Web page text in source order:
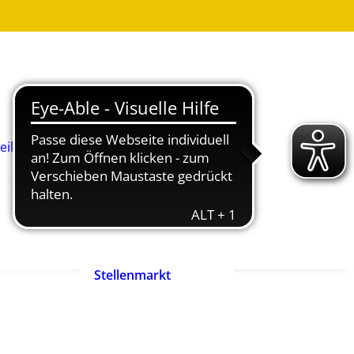
Wie werde ich
Heilpädagog:in?
BHP-Berufsbild
Heilpädagog:in
Arbeitshilfen und
Positionspapiere
Anbieter
Stellenmarkt
ist